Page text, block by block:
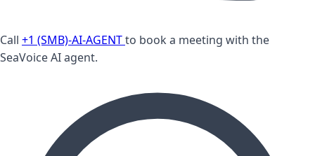
Call +1 (SMB)-AI-AGENTto book a meeting with the
SeaVoice AI agent.